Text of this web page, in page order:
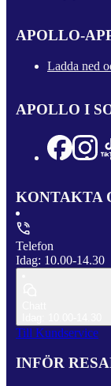
APOLLO-
Ladda ned
APOLLO I
KONTAKTA
Telefon
Idag: 10.00-14.30
Till Kundservice
INFÖR